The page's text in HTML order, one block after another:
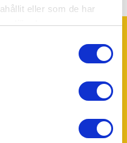
eller som de har
tjänster.
att kontakta Andreas för